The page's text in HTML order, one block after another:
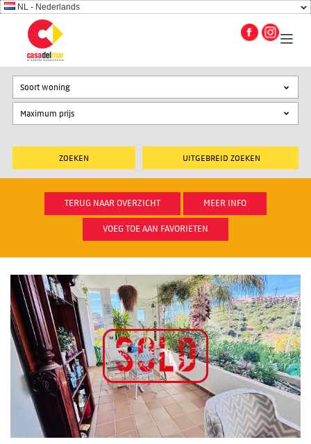
NL - Nederlands
UITGEBREID ZOEKEN
Soort woning
TERUG NAAR OVERZICHT MEER INFO
VOEG TOE AAN FAVORIETEN